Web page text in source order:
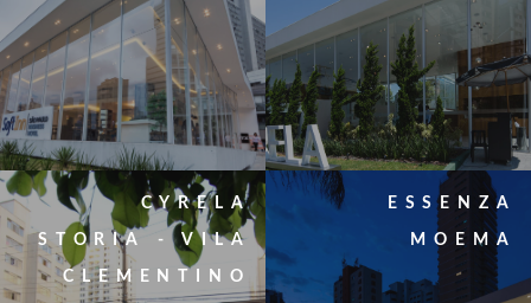
CYRELA
STORIA - VILA
CLEMENTINO
ESSENZA
MOEMA